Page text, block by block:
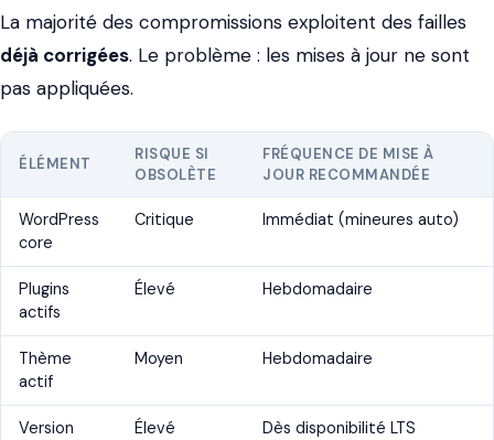
La majorité des compromissions exploitent des failles
déjà corrigées. Le problème : les mises à jour ne sont
pas appliquées.
ÉLÉMENT
RISQUE SI
OBSOLÈTE
FRÉQUENCE DE MISE À
JOUR RECOMMANDÉE
WordPress
core
Critique Immédiat (mineures auto)
Plugins
actifs
Élevé Hebdomadaire
Thème
actif
Moyen Hebdomadaire
Version
Élevé Dès disponibilité LTS